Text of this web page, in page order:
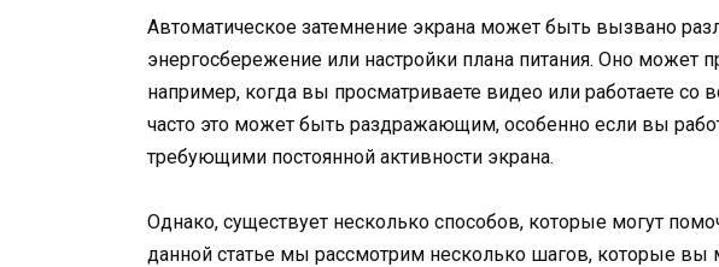
Автоматическое затемнение экрана может быть вызвано
энергосбережение или настройки плана питания. Оно может
например, когда вы просматриваете видео или работаете
часто это может быть раздражающим, особенно если вы
требующими постоянной активности экрана.
Однако, существует несколько способов, которые могут
данной статье мы рассмотрим несколько шагов, которые вы